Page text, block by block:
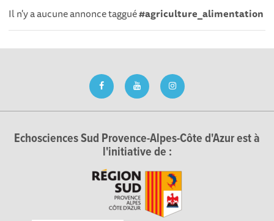
Il n'y a aucune annonce taggué#agriculture_alimentation
Echosciences Sud Provence-Alpes-Côte d'Azur est à
l'initiative de :